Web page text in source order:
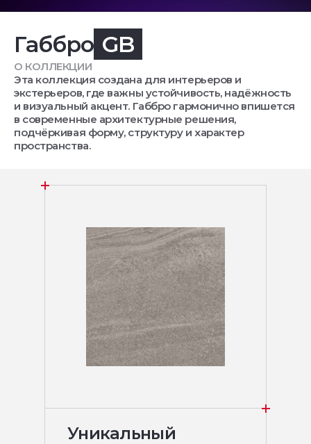
Габбро GB
О КОЛЛЕКЦИИ
Эта коллекция создана для интерьеров и
экстерьеров, где важны устойчивость, надёжность
и визуальный акцент. Габбро гармонично впишется
в современные архитектурные решения,
подчёркивая форму, структуру и характер
пространства.
Уникальный